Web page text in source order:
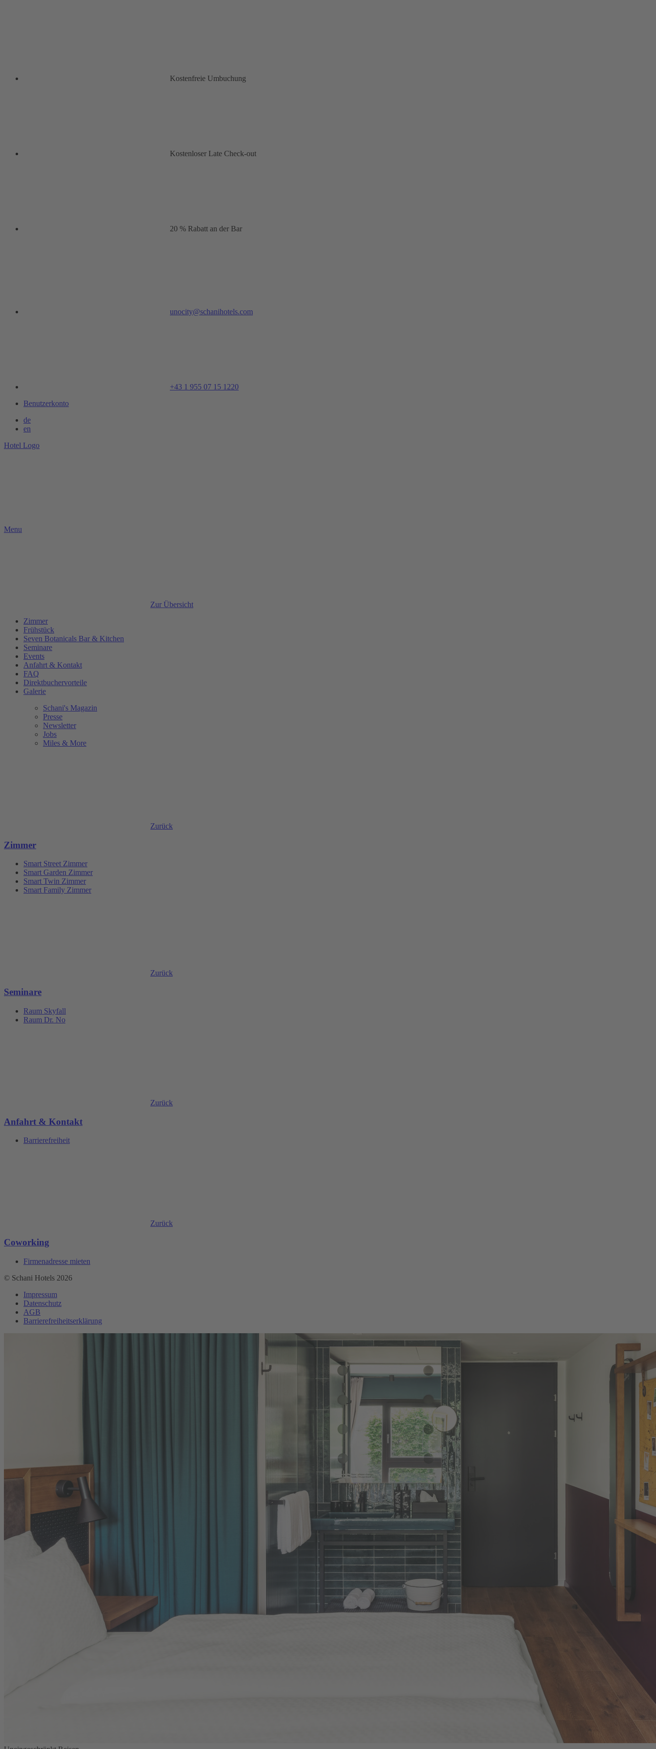
Kostenfreie Umbuchung
Kostenloser Late Check-out
20 % Rabatt an der Bar
unocity@schanihotels.com
+43 1 955 07 15 1220
Benutzerkonto
de
en
Hotel Logo
Menu
Zur Übersicht
Zimmer
Frühstück
Seven Botanicals Bar & Kitchen
Seminare
Events
Anfahrt & Kontakt
FAQ
Direktbuchervorteile
Galerie
Schani's Magazin
Presse
Newsletter
Jobs
Miles & More
Zurück
Zimmer
Smart Street Zimmer
Smart Garden Zimmer
Smart Twin Zimmer
Smart Family Zimmer
Zurück
Seminare
Raum Skyfall
Raum Dr. No
Zurück
Anfahrt & Kontakt
Barrierefreiheit
Zurück
Coworking
Firmenadresse mieten
© Schani Hotels 2026
Impressum
Datenschutz
AGB
Barrierefreiheitserklärung